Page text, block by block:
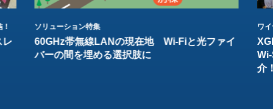
レ
ソリューション特集
60GHz帯無線LANの現在地 Wi-Fiと光ファイ
バーの間を埋める選択肢に
ワ
介